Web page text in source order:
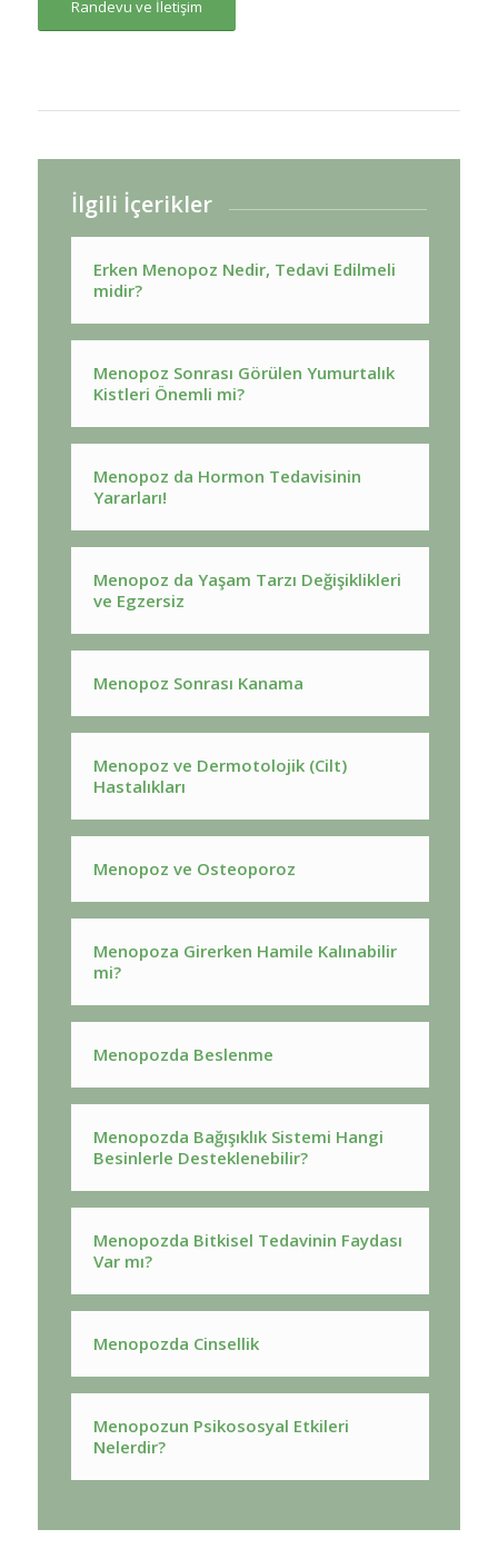
Randevu ve İletişim
İlgili İçerikler
Erken Menopoz Nedir, Tedavi Edilmeli
midir?
Menopoz Sonrası Görülen Yumurtalık
Kistleri Önemli mi?
Menopoz da Hormon Tedavisinin
Yararları!
Menopoz da Yaşam Tarzı Değişiklikleri
ve Egzersiz
Menopoz Sonrası Kanama
Menopoz ve Dermotolojik (Cilt)
Hastalıkları
Menopoz ve Osteoporoz
Menopoza Girerken Hamile Kalınabilir
mi?
Menopozda Beslenme
Menopozda Bağışıklık Sistemi Hangi
Besinlerle Desteklenebilir?
Menopozda Bitkisel Tedavinin Faydası
Var mı?
Menopozda Cinsellik
Menopozun Psikososyal Etkileri
Nelerdir?